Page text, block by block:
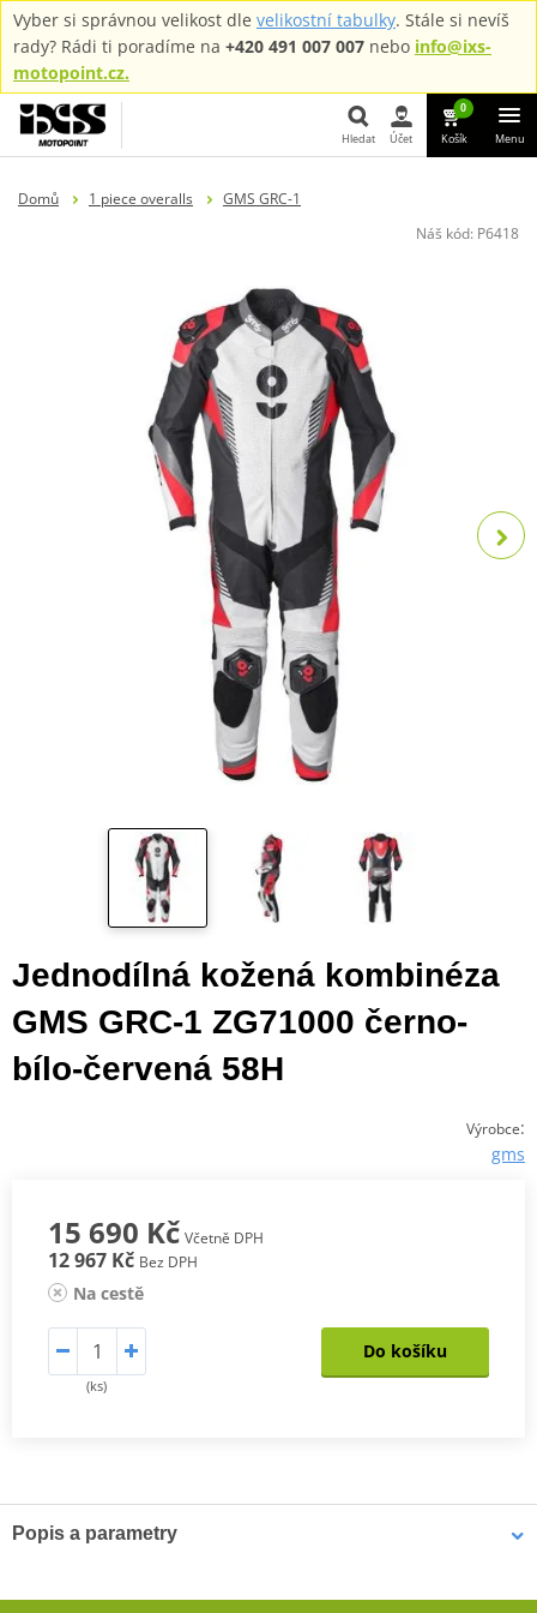
Vyber si správnou velikost dle velikostní tabulky. Stále si nevíš
rady? Rádi ti poradíme na +420 491 007 007 nebo info@ixs-
motopoint.cz.
Hledat Účet
0
Košík Menu
Domů 1 piece overalls
GMS GRC-1
Náš kód: P6418
Jednodílná kožená kombinéza
GMS GRC-1 ZG71000 černo-
bílo-červená 58H
Výrobce:
gms
15 690 Kč Včetně DPH
12 967 Kč Bez DPH
Na cestě
(ks)
Do košíku
Popis a parametry